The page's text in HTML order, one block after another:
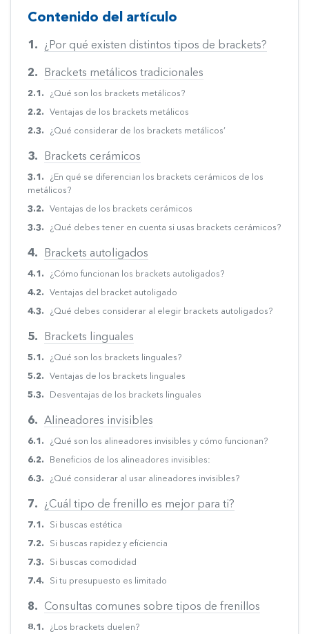
Contenido del artículo
¿Por qué existen distintos tipos de brackets?
Brackets metálicos tradicionales
¿Qué son los brackets metálicos?
Ventajas de los brackets metálicos
¿Qué considerar de los brackets metálicos’
Brackets cerámicos
¿En qué se diferencian los brackets cerámicos de los
metálicos?
Ventajas de los brackets cerámicos
¿Qué debes tener en cuenta si usas brackets cerámicos?
Brackets autoligados
¿Cómo funcionan los brackets autoligados?
Ventajas del bracket autoligado
¿Qué debes considerar al elegir brackets autoligados?
Brackets linguales
¿Qué son los brackets linguales?
Ventajas de los brackets linguales
Desventajas de los brackets linguales
Alineadores invisibles
¿Qué son los alineadores invisibles y cómo funcionan?
Beneficios de los alineadores invisibles:
¿Qué considerar al usar alineadores invisibles?
¿Cuál tipo de frenillo es mejor para ti?
Si buscas estética
Si buscas rapidez y eficiencia
Si buscas comodidad
Si tu presupuesto es limitado
Consultas comunes sobre tipos de frenillos
¿Los brackets duelen?